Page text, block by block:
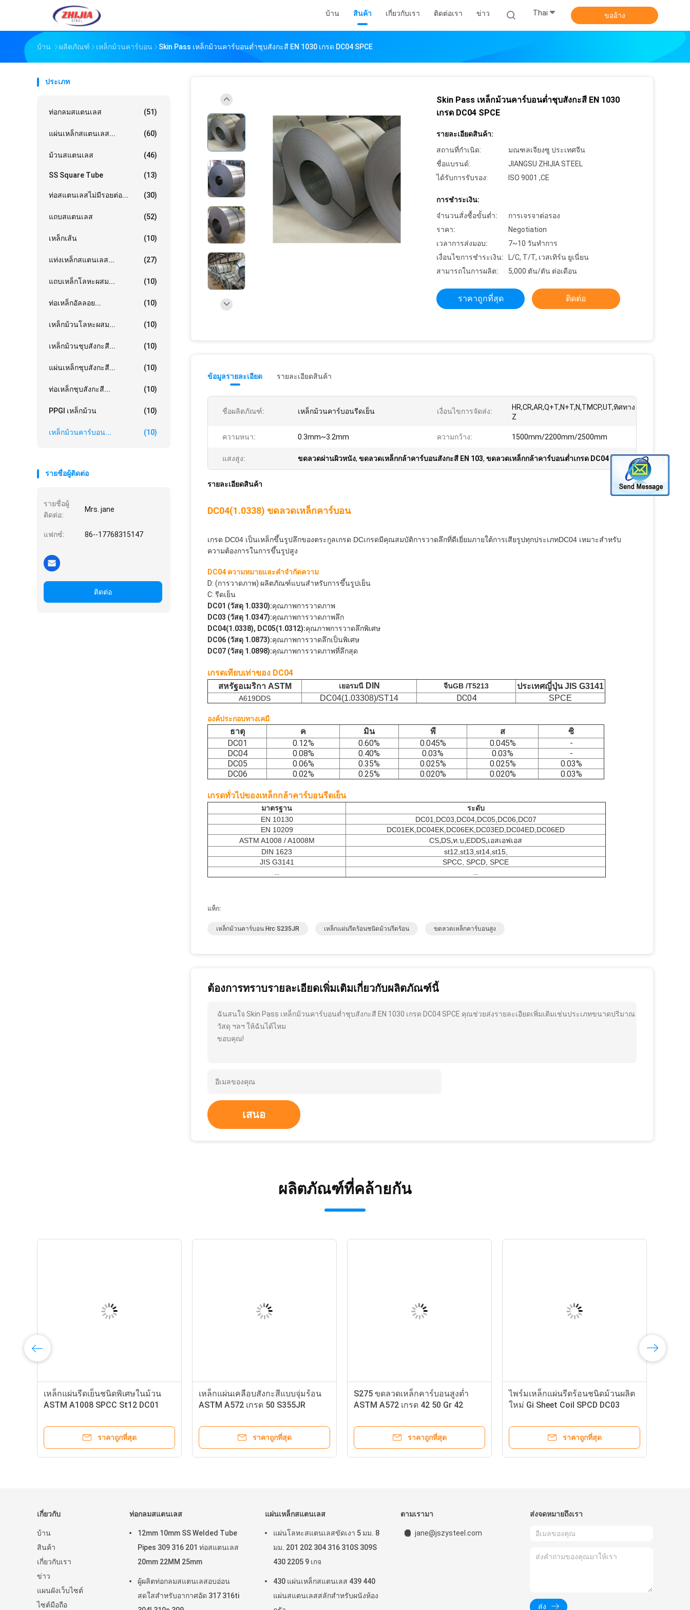
บ้าน สินค้า เกี่ยวกับเรา ติดต่อเรา ข่าว Thai ขออ้าง
บ้าน ผลิตภัณฑ์ เหล็กม้วนคาร์บอน Skin Pass เหล็กม้วนคาร์บอนต่ำชุบสังกะสี EN 1030 เกรด DC04 SPCE
ประเภท
ท่อกลมสแตนเลส (51)
แผ่นเหล็กสแตนเลส... (60)
ม้วนสแตนเลส (46)
SS Square Tube (13)
ท่อสแตนเลสไม่มีรอยต่อ... (30)
แถบสแตนเลส (52)
เหล็กเส้น (10)
แท่งเหล็กสแตนเลส... (27)
แถบเหล็กโลหะผสม... (10)
ท่อเหล็กอัลลอย... (10)
เหล็กม้วนโลหะผสม... (10)
เหล็กม้วนชุบสังกะสี... (10)
แผ่นเหล็กชุบสังกะสี... (10)
ท่อเหล็กชุบสังกะสี... (10)
PPGI เหล็กม้วน (10)
เหล็กม้วนคาร์บอน... (10)
รายชื่อผู้ติดต่อ
รายชื่อผู้
ติดต่อ:
Mrs. jane
แฟกซ์: 86--17768315147
ติดต่อ
Skin Pass เหล็กม้วนคาร์บอนต่ำชุบสังกะสี EN 1030
เกรด DC04 SPCE
รายละเอียดสินค้า:
สถานที่กำเนิด:
มณฑลเจียงซู ประเทศจีน
ชื่อแบรนด์:
JIANGSU ZHIJIA STEEL
ได้รับการรับรอง:
ISO 9001 ,CE
การชำระเงิน:
จำนวนสั่งซื้อขั้นต่ำ:
การเจรจาต่อรอง
ราคา:
Negotiation
เวลาการส่งมอบ:
7~10 วันทำการ
เงื่อนไขการชำระเงิน:
L/C, T/T, เวสเทิร์น ยูเนี่ยน
สามารถในการผลิต:
5,000 ตัน/ตัน ต่อเดือน
ราคาถูกที่สุด ติดต่อ
ข้อมูลรายละเอียด รายละเอียดสินค้า
ชื่อผลิตภัณฑ์: เหล็กม้วนคาร์บอนรีดเย็น เงื่อนไขการจัดส่ง:
HR,CR,AR,Q+T,N+T,N,TMCP,UT,ทิศทาง
Z
ความหนา: 0.3mm~3.2mm ความกว้าง: 1500mm/2200mm/2500mm
แสงสูง: ขดลวดผ่านผิวหนัง, ขดลวดเหล็กกล้าคาร์บอนสังกะสี EN 103, ขดลวดเหล็กกล้าคาร์บอนต่ำเกรด DC04
รายละเอียดสินค้า
DC04(1.0338) ขดลวดเหล็กคาร์บอน
เกรด DC04 เป็นเหล็กขึ้นรูปลึกของตระกูลเกรด DCเกรดมีคุณสมบัติการวาดลึกที่ดีเยี่ยมภายใต้การเสียรูปทุกประเภทDC04 เหมาะสำหรับ
ความต้องการในการขึ้นรูปสูง
DC04 ความหมายและคำจำกัดความ
D: (การวาดภาพ) ผลิตภัณฑ์แบนสำหรับการขึ้นรูปเย็น
C: รีดเย็น
DC01 (วัสดุ 1.0330):คุณภาพการวาดภาพ
DC03 (วัสดุ 1.0347):คุณภาพการวาดภาพลึก
DC04(1.0338), DC05(1.0312):คุณภาพการวาดลึกพิเศษ
DC06 (วัสดุ 1.0873):คุณภาพการวาดลึกเป็นพิเศษ
DC07 (วัสดุ 1.0898):คุณภาพการวาดภาพที่ลึกสุด
เกรดเทียบเท่าของ DC04
สหรัฐอเมริกา ASTM เยอรมนี DIN จีนGB /T5213 ประเทศญี่ปุ่น JIS G3141
A619DDS DC04(1.03308)/ST14 DC04 SPCE
องค์ประกอบทางเคมี
ธาตุ ค มิน พี ส
ซิ
DC01
0.12% 0.60% 0.045% 0.045%
-
DC04
0.08% 0.40% 0.03% 0.03%
-
DC05
0.06% 0.35% 0.025% 0.025%
0.03%
DC06
0.02% 0.25% 0.020% 0.020% 0.03%
เกรดทั่วไปของเหล็กกล้าคาร์บอนรีดเย็น
มาตรฐาน
ระดับ
EN 10130
DC01,DC03,DC04,DC05,DC06,DC07
EN 10209
DC01EK DC04EK DC06EK DC03ED DC04ED DC06ED
ASTM A1008 / A1008M
CS,DS,ท.บ,EDDS,เอสเอฟเอส
DIN 1623
st12,st13,st14,st15,
JIS G3141
SPCC, SPCD, SPCE
... ...
แท็ก:
เหล็กม้วนคาร์บอน Hrc S235JR เหล็กแผ่นรีดร้อนชนิดม้วนรีดร้อน ขดลวดเหล็กคาร์บอนสูง
ต้องการทราบรายละเอียดเพิ่มเติมเกี่ยวกับผลิตภัณฑ์นี้
ฉันสนใจ Skin Pass เหล็กม้วนคาร์บอนต่ำชุบสังกะสี EN 1030 เกรด DC04 SPCE คุณช่วยส่งรายละเอียดเพิ่มเติมเช่นประเภทขนาดปริมาณ
วัสดุ ฯลฯ ให้ฉันได้ไหม
ขอบคุณ!
เสนอ
ผลิตภัณฑ์ที่คล้ายกัน
เหล็กแผ่นรีดเย็นชนิดพิเศษในม้วน
ASTM A1008 SPCC St12 DC01
ราคาถูกที่สุด
เหล็กแผ่นเคลือบสังกะสีแบบจุ่มร้อน
ASTM A572 เกรด 50 S355JR
ราคาถูกที่สุด
S275 ขดลวดเหล็กคาร์บอนสูงต่ำ
ASTM A572 เกรด 42 50 Gr 42
ราคาถูกที่สุด
ไพร์มเหล็กแผ่นรีดร้อนชนิดม้วนผลิต
ใหม่ Gi Sheet Coil SPCD DC03
ราคาถูกที่สุด
เกี่ยวกับ
บ้าน
สินค้า
เกี่ยวกับเรา
ข่าว
แผนผังเว็บไซต์
ไซต์มือถือ
ท่อกลมสแตนเลส
12mm 10mm SS Welded Tube
Pipes 309 316 201 ท่อสแตนเลส
20mm 22MM 25mm
ผู้ผลิตท่อกลมสแตนเลสอบอ่อน
สดใสสำหรับอากาศอัด 317 316ti
แผ่นเหล็กสแตนเลส
แผ่นโลหะสแตนเลสขัดเงา 5 มม. 8
มม. 201 202 304 316 310S 309S
430 2205 9 เกจ
430 แผ่นเหล็กสแตนเลส 439 440
แผ่นสแตนเลสสลักสำหรับผนังห้อง
ตามเรามา
jane@jszysteel.com
ส่งจดหมายถึงเรา
ส่ง